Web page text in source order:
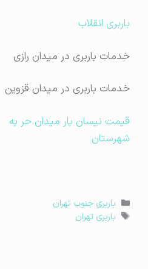
باربری انقلاب
خدمات باربری در میدان رازی
خدمات باربری در میدان قزوین
قیمت نیسان بار میدان حر به
شهرستان
دسته‌ها
باربری جنوب تهران
برچسب‌ها
باربری تهران